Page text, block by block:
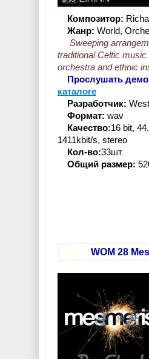
Композитор:
Жанр: World,
Sweeping
traditional Celtic
orchestra and ethnic
Прослушать
каталоге
Разработчик:
Формат: wav
Качество:16 bit,
1411kbit/s, stereo
Кол-во:33шт
Общий размер:
WOM 28